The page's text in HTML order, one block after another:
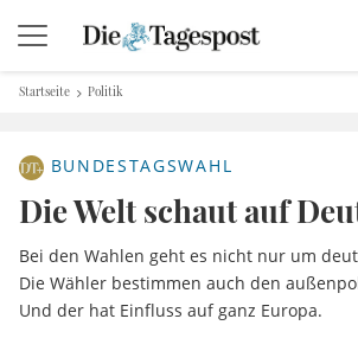
Startseite Politik
BUNDESTAGSWAHL
Die Welt schaut auf
Bei den Wahlen geht es nicht nur um
Die Wähler bestimmen auch den
Und der hat Einfluss auf ganz Europa.